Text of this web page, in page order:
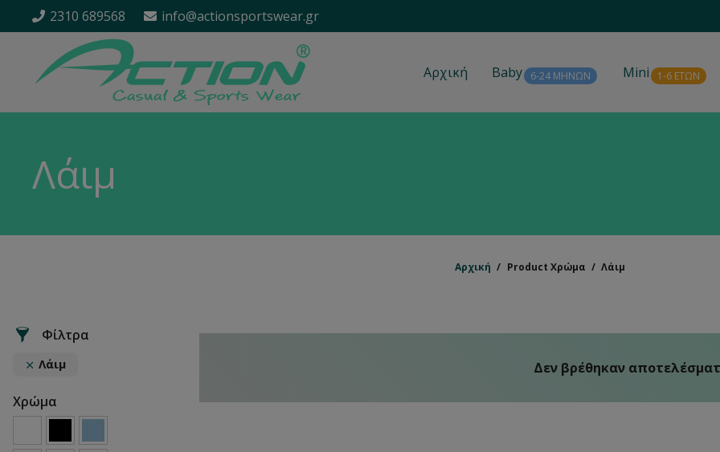
2310 689568 info@actionsportswear.gr
Αρχική Baby 6-24 ΜΗΝΩΝ Mini 1-6 ΕΤΩΝ
Λάιμ
Αρχική / Product Χρώμα / Λάιμ
Φίλτρα
Λάιμ
Χρώμα
Δεν βρέθηκαν